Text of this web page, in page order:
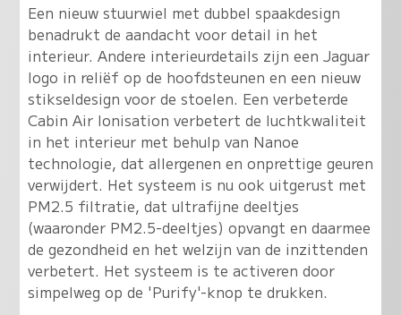
Een nieuw stuurwiel met dubbel spaakdesign
benadrukt de aandacht voor detail in het
interieur. Andere interieurdetails zijn een Jaguar
logo in reliëf op de hoofdsteunen en een nieuw
stikseldesign voor de stoelen. Een verbeterde
Cabin Air Ionisation verbetert de luchtkwaliteit
in het interieur met behulp van Nanoe
technologie, dat allergenen en onprettige geuren
verwijdert. Het systeem is nu ook uitgerust met
PM2.5 filtratie, dat ultrafijne deeltjes
(waaronder PM2.5-deeltjes) opvangt en daarmee
de gezondheid en het welzijn van de inzittenden
verbetert. Het systeem is te activeren door
simpelweg op de 'Purify'-knop te drukken.